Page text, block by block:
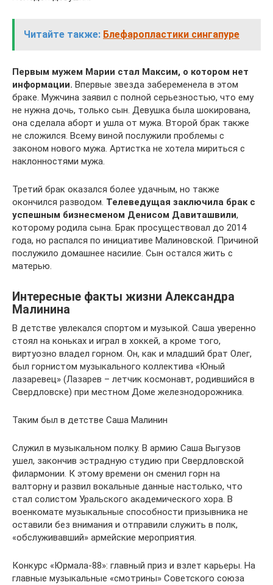
Читайте также: Блефаропластики сингапуре
Первым мужем Марии стал Максим, о котором нет
информации. Впервые звезда забеременела в этом
браке. Мужчина заявил с полной серьезностью, что ему
не нужна дочь, только сын. Девушка была шокирована,
она сделала аборт и ушла от мужа. Второй брак также
не сложился. Всему виной послужили проблемы с
законом нового мужа. Артистка не хотела мириться с
наклонностями мужа.
Третий брак оказался более удачным, но также
окончился разводом. Телеведущая заключила брак с
успешным бизнесменом Денисом Давиташвили,
которому родила сына. Брак просуществовал до 2014
года, но распался по инициативе Малиновской. Причиной
послужило домашнее насилие. Сын остался жить с
матерью.
Интересные факты жизни Александра
Малинина
В детстве увлекался спортом и музыкой. Саша уверенно
стоял на коньках и играл в хоккей, а кроме того,
виртуозно владел горном. Он, как и младший брат Олег,
был горнистом музыкального коллектива «Юный
лазаревец» (Лазарев – летчик космонавт, родившийся в
Свердловске) при местном Доме железнодорожника.
Таким был в детстве Саша Малинин
Служил в музыкальном полку. В армию Саша Выгузов
ушел, закончив эстрадную студию при Свердловской
филармонии. К этому времени он сменил горн на
валторну и развил вокальные данные настолько, что
стал солистом Уральского академического хора. В
военкомате музыкальные способности призывника не
оставили без внимания и отправили служить в полк,
«обслуживавший» армейские мероприятия.
Конкурс «Юрмала-88»: главный приз и взлет карьеры. На
главные музыкальные «смотрины» Советского союза